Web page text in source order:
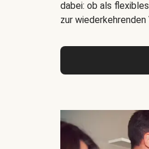
dabei: ob als
zur